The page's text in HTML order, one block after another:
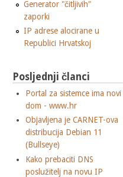
Generator "čitljivih"
zaporki
IP adrese alocirane u
Republici Hrvatskoj
Posljednji članci
Portal za sistemce ima novi
dom - www.hr
Objavljena je CARNET-ova
distribucija Debian 11
(Bullseye)
Kako prebaciti DNS
poslužitelj na novu IP